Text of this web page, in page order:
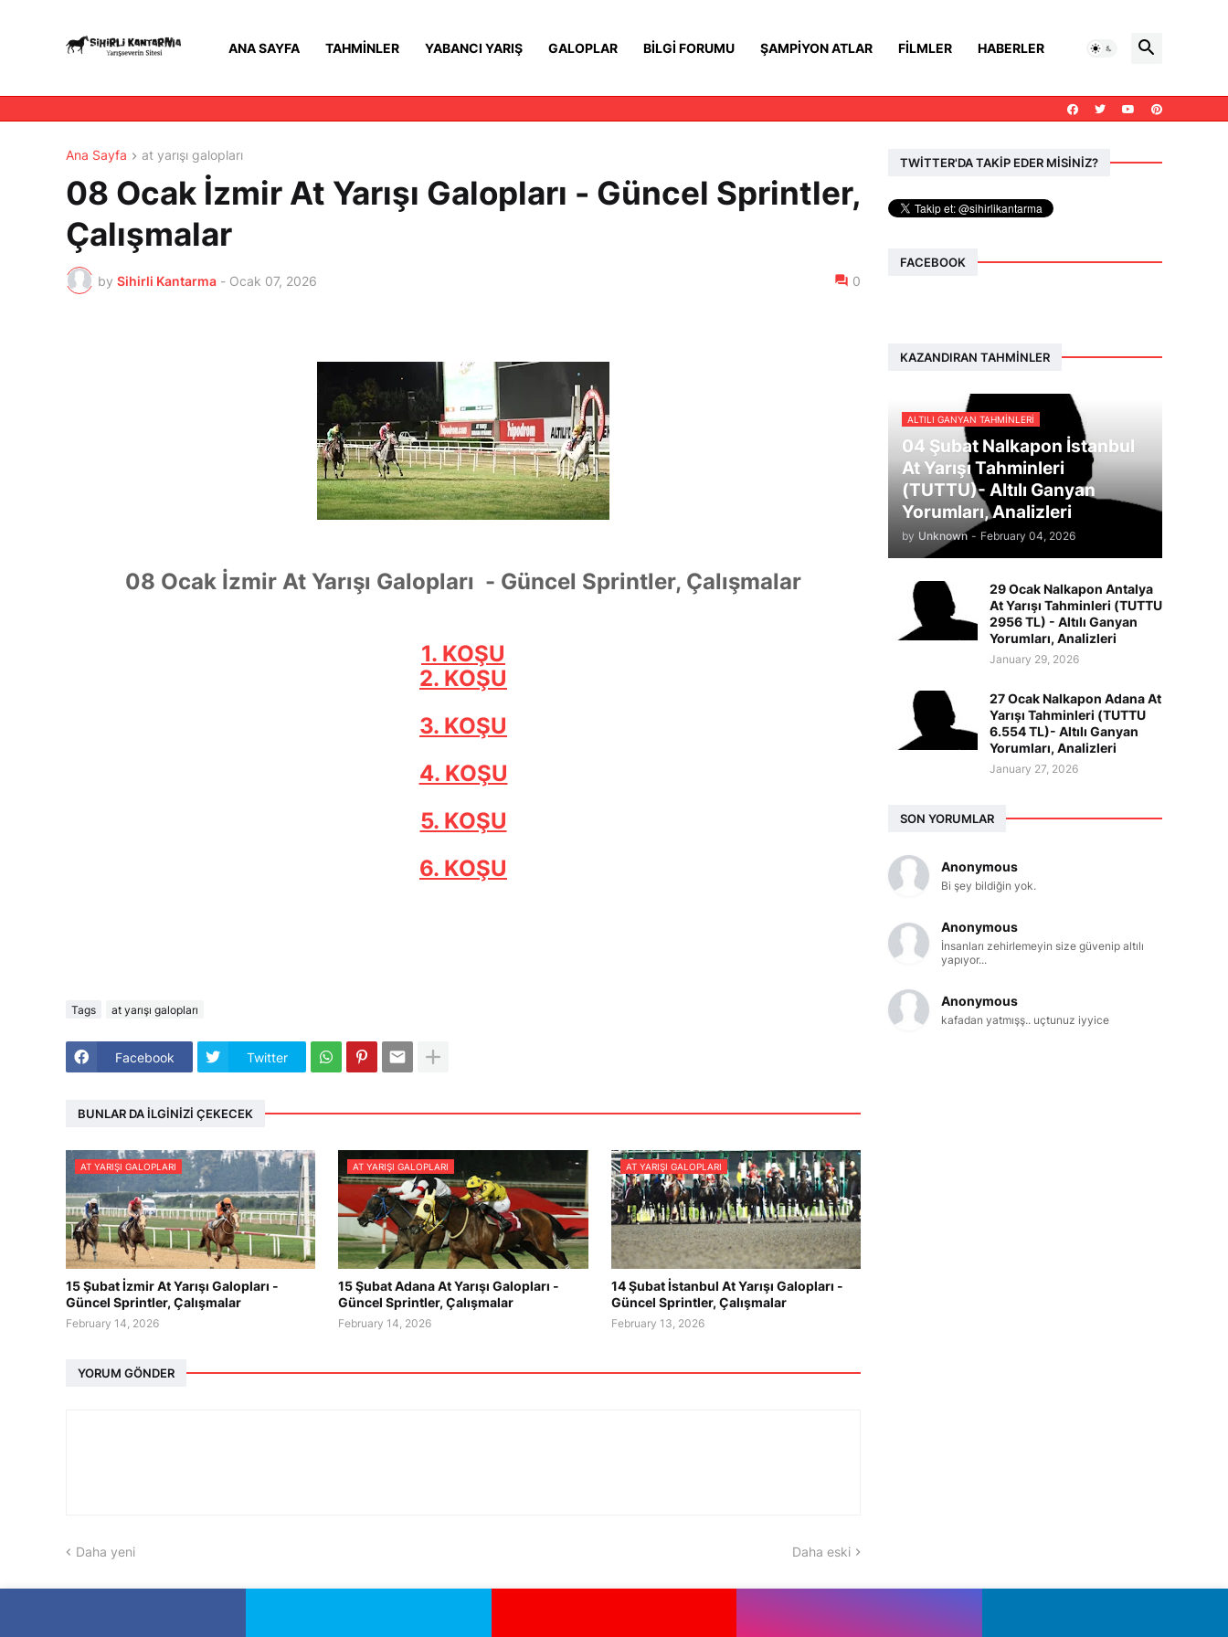
ANA SAYFA TAHMINLER YABANCI YARIŞ GALOPLAR BILGI FORUMU ŞAMPIYON ATLAR FILMLER HABERLER
Ana Sayfa at yarışı galopları
08 Ocak İzmir At Yarışı Galopları - Güncel Sprintler,
Çalışmalar
by Sihirli Kantarma - Ocak 07, 2026 0
08 Ocak İzmir At Yarışı Galopları - Güncel Sprintler, Çalışmalar
1. KOŞU
2. KOŞU
3. KOŞU
4. KOŞU
5. KOŞU
6. KOŞU
Tags at yarışı galopları
Facebook Twitter
BUNLAR DA İLGINIZI ÇEKECEK
AT YARIŞI GALOPLARI
15 Şubat İzmir At Yarışı Galopları -
Güncel Sprintler, Çalışmalar
February 14, 2026
AT YARIŞI GALOPLARI
15 Şubat Adana At Yarışı Galopları -
Güncel Sprintler, Çalışmalar
February 14, 2026
AT YARIŞI GALOPLARI
14 Şubat İstanbul At Yarışı Galopları -
Güncel Sprintler, Çalışmalar
February 13, 2026
YORUM GÖNDER
Daha yeni Daha eski
TWİTTER'DA TAKİP EDER MİSİNİZ?
FACEBOOK
KAZANDIRAN TAHMINLER
ALTILI GANYAN TAHMINLERI
04 Şubat Nalkapon İstanbul
At Yarışı Tahminleri
(TUTTU)- Altılı Ganyan
Yorumları, Analizleri
by Unknown - February 04, 2026
29 Ocak Nalkapon Antalya
At Yarışı Tahminleri (TUTTU
2956 TL) - Altılı Ganyan
Yorumları, Analizleri
January 29, 2026
27 Ocak Nalkapon Adana At
Yarışı Tahminleri (TUTTU
6.554 TL)- Altılı Ganyan
Yorumları, Analizleri
January 27, 2026
SON YORUMLAR
Anonymous
Bi şey bildiğin yok.
Anonymous
İnsanları zehirlemeyin size güvenip altılı
yapıyor...
Anonymous
kafadan yatmışş.. uçtunuz iyyice